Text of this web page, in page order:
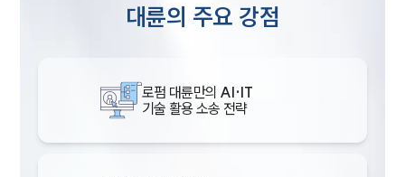
대륜의 주요 강점
로펌 대륜만의 AI·IT
기술 활용 소송 전략